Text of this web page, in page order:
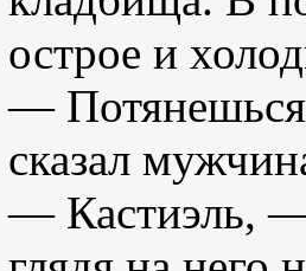
острое и
—
сказал
— Кастиэль, —